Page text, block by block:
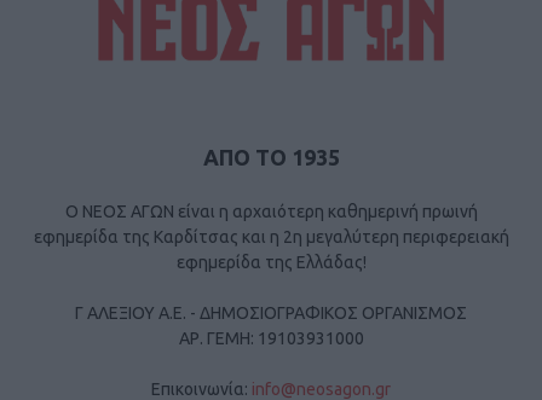
ΑΠΟ ΤΟ 1935
Ο ΝΕΟΣ ΑΓΩΝ είναι η αρχαιότερη καθημερινή πρωινή
εφημερίδα της Καρδίτσας και η 2η μεγαλύτερη περιφερειακή
εφημερίδα της Ελλάδας!
Γ ΑΛΕΞΙΟΥ Α.Ε. - ΔΗΜΟΣΙΟΓΡΑΦΙΚΟΣ ΟΡΓΑΝΙΣΜΟΣ
ΑΡ. ΓΕΜΗ: 19103931000
Επικοινωνία: info@neosagon.gr